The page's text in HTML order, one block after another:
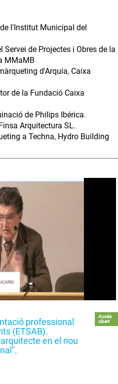
l'Institut Municipal del
de Projectes i Obres de la
MMaMB
d'Arquía, Caixa
de la Fundació Caixa
de Philips Ibérica.
Arquitectura SL.
a Techna, Hydro Building
professional
(ETSAB).
en el nou
Accés
obert